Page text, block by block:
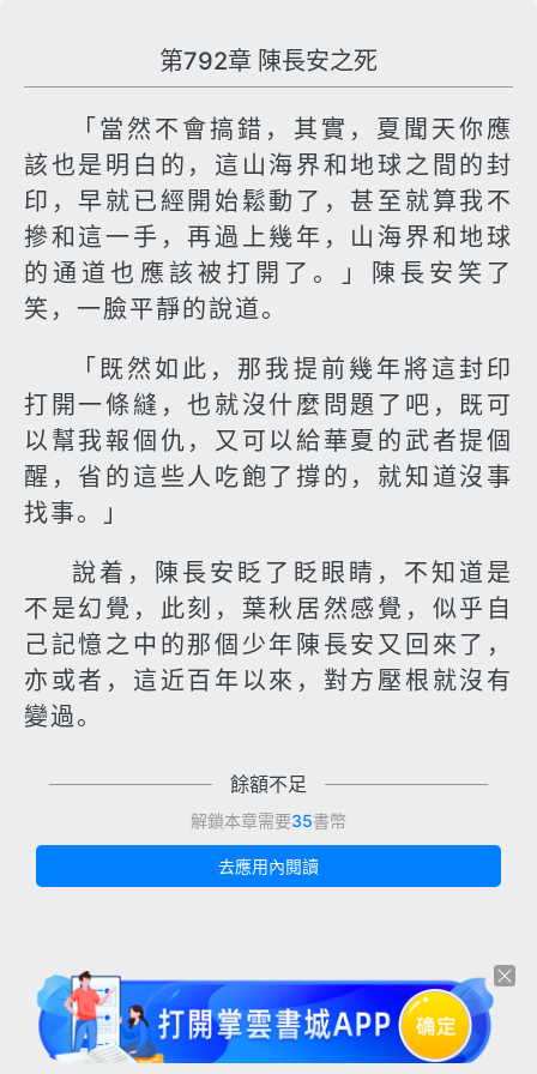
第792章 陳長安之死
「當然不會搞錯，其實，夏聞天你應
該也是明白的，這山海界和地球之間的封
印，早就已經開始鬆動了，甚至就算我不
摻和這一手，再過上幾年，山海界和地球
的通道也應該被打開了。」陳長安笑了
笑，一臉平靜的說道。
「既然如此，那我提前幾年將這封印
打開一條縫，也就沒什麼問題了吧，既可
以幫我報個仇，又可以給華夏的武者提個
醒，省的這些人吃飽了撐的，就知道沒事
找事。」
說着，陳長安眨了眨眼睛，不知道是
不是幻覺，此刻，葉秋居然感覺，似乎自
己記憶之中的那個少年陳長安又回來了，
亦或者，這近百年以來，對方壓根就沒有
變過。
餘額不足
解鎖本章需要35書幣
去應用內閱讀